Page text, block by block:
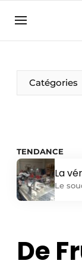
Emploi
Meest
Podcasts
S’inscrire
Catégories
TENDANCE
La
Le
pour
De